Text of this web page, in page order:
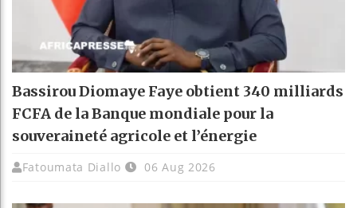
Bassirou Diomaye Faye obtient 340 milliards
FCFA de la Banque mondiale pour la
souveraineté agricole et l’énergie
Fatoumata Diallo 06 Aug 2026